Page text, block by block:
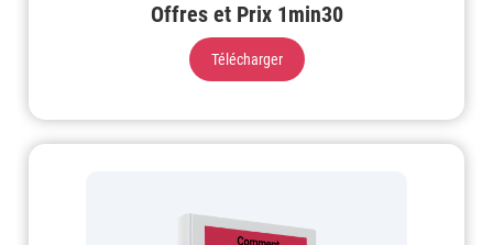
Offres et Prix 1min30
Télécharger